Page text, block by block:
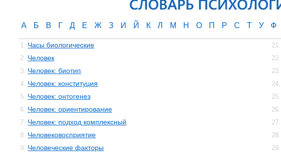
А Б В Г Д Е Ж З И Й К Л М Н О П Р С Т У Ф
1. Часы биологические
2. Человек
3. Человек: биотип
4. Человек: конституция
5. Человек: онтогенез
6. Человек: ориентирование
7. Человек: подход комплексный
8. Человековосприятие
9. Человеческие факторы
21.
22.
23.
24.
25.
26.
27.
28.
29.